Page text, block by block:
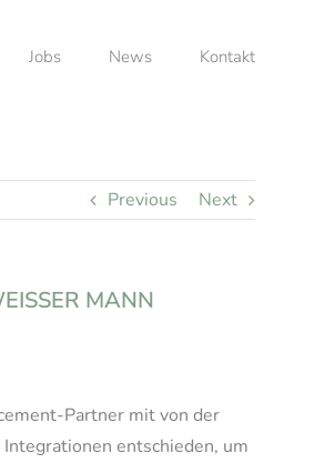
Jobs News Kontakt
Previous Next
MANN
Partner mit von der
entschieden, um